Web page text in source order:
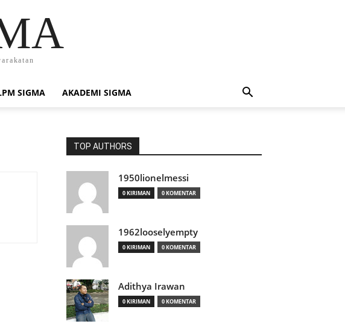
SIGMA AKADEMI SIGMA
TOP AUTHORS
1950lionelmessi
0 KIRIMAN 0 KOMENTAR
1962looselyempty
0 KIRIMAN 0 KOMENTAR
Adithya Irawan
0 KIRIMAN 0 KOMENTAR